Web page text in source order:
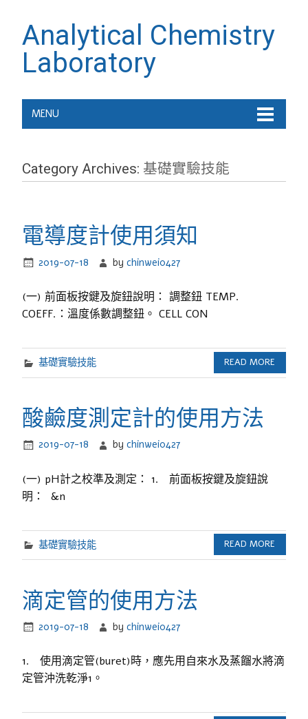
Analytical Chemistry
Laboratory
MENU
Category Archives: 基礎實驗技能
電導度計使用須知
2019-07-18 bychinwei0427
(一) 前面板按鍵及旋鈕說明： 調整鈕 TEMP.
COEFF.：溫度係數調整鈕。 CELL CON
基礎實驗技能 READ MORE
酸鹼度測定計的使用方法
2019-07-18 bychinwei0427
(一) pH計之校準及測定： 1. 前面板按鍵及旋鈕說
明： &n
基礎實驗技能 READ MORE
滴定管的使用方法
2019-07-18 bychinwei0427
1. 使用滴定管(buret)時，應先用自來水及蒸餾水將滴
定管沖洗乾淨1。